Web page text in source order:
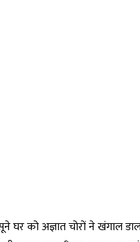
घर को अज्ञात चोरों ने खंगाल